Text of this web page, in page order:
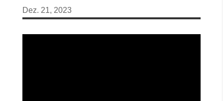
Dez. 21, 2023